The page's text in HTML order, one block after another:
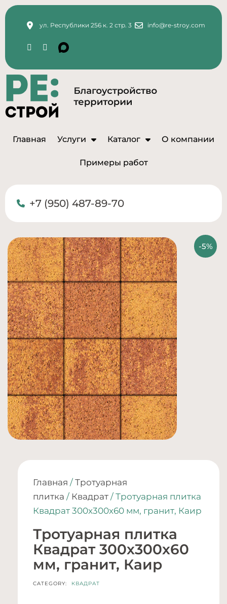
ул. Республики 256 к. 2 стр. 3 info@re-stroy.com
Главная Услуги Каталог О компании
Примеры работ
+7 (950) 487-89-70
Главная / Тротуарная
плитка / Квадрат / Тротуарная плитка
Квадрат 300х300х60 мм, гранит, Каир
Тротуарная плитка
Квадрат 300х300х60
мм, гранит, Каир
CATEGORY: КВАДРАТ